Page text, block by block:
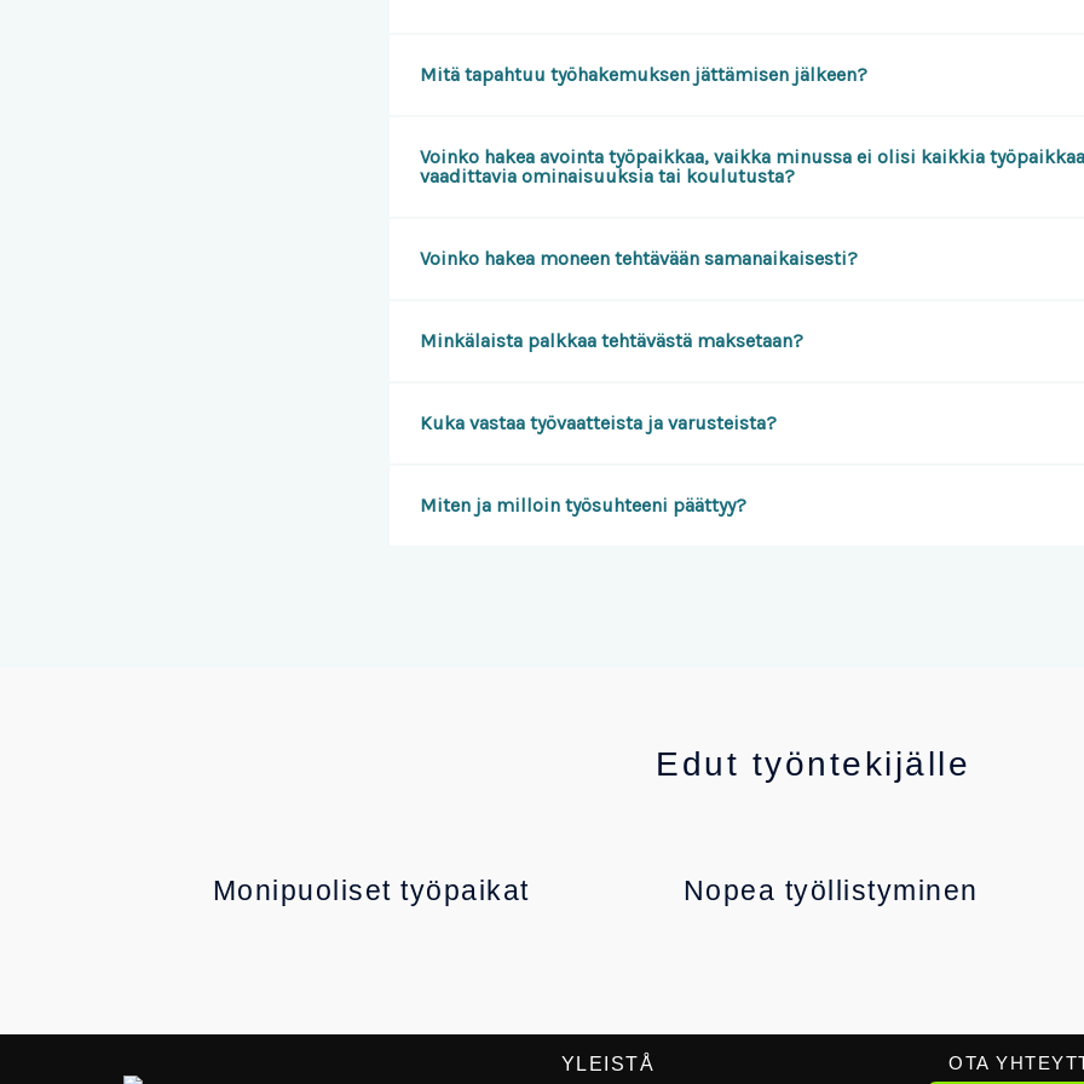
Mitä tapahtuu työhakemuksen jättämisen jälkeen?
Voinko hakea avointa työpaikkaa, vaikka minussa ei olisi kaikkia
vaadittavia ominaisuuksia tai koulutusta?
Voinko hakea moneen tehtävään samanaikaisesti?
Minkälaista palkkaa tehtävästä maksetaan?
Kuka vastaa työvaatteista ja varusteista?
Miten ja milloin työsuhteeni päättyy?
Edut työntekijälle
Monipuoliset työpaikat Nopea työllistyminen
YLEISTÅ OTA